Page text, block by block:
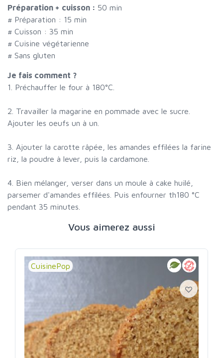
Préparation + cuisson : 50 min
# Préparation : 15 min
# Cuisson : 35 min
# Cuisine végétarienne
# Sans gluten
Je fais comment ?
1. Préchauffer le four à 180°C.
2. Travailler la magarine en pommade avec le sucre.
Ajouter les oeufs un à un.
3. Ajouter la carotte râpée, les amandes effilées la farine
riz, la poudre à lever, puis la cardamone.
4. Bien mélanger, verser dans un moule à cake huilé,
parsemer d'amandes effilées. Puis enfourner th180 °C
pendant 35 minutes.
Vous aimerez aussi
CuisinePop